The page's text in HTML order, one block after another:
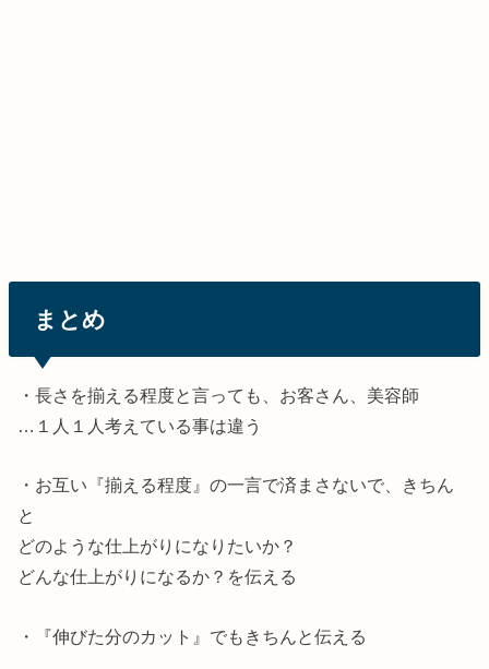
まとめ
・長さを揃える程度と言っても、お客さん、美容師
…１人１人考えている事は違う
・お互い『揃える程度』の一言で済まさないで、きちん
と
どのような仕上がりになりたいか？
どんな仕上がりになるか？を伝える
・『伸びた分のカット』でもきちんと伝える